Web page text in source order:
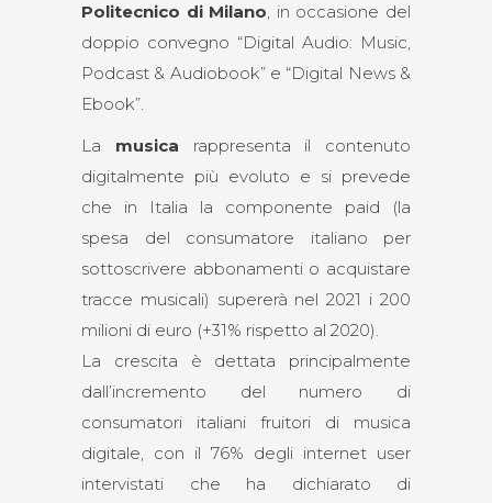
Politecnico di Milano, in occasione del
doppio convegno “Digital Audio: Music,
Podcast & Audiobook” e “Digital News &
Ebook”.
La musica rappresenta il contenuto
digitalmente più evoluto e si prevede
che in Italia la componente paid (la
spesa del consumatore italiano per
sottoscrivere abbonamenti o acquistare
tracce musicali) supererà nel 2021 i 200
milioni di euro (+31% rispetto al 2020).
La crescita è dettata principalmente
dall’incremento del numero di
consumatori italiani fruitori di musica
digitale, con il 76% degli internet user
intervistati che ha dichiarato di